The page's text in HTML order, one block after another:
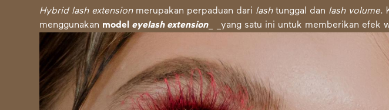
Hybrid lash extensionmerupakan perpaduan dari lashtunggal dan lash volume.
menggunakan model eyelash extension_ _yang satu ini untuk memberikan efek